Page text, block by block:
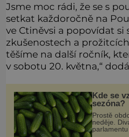
Jsme moc rádi, že se s
setkat každoročně na
ve Ctiněvsi a popovídat si
zkušenostech a
těšíme na další ročník,
v sobotu 20. května,“
Kde se
sezóna?
Prostě
neděje.